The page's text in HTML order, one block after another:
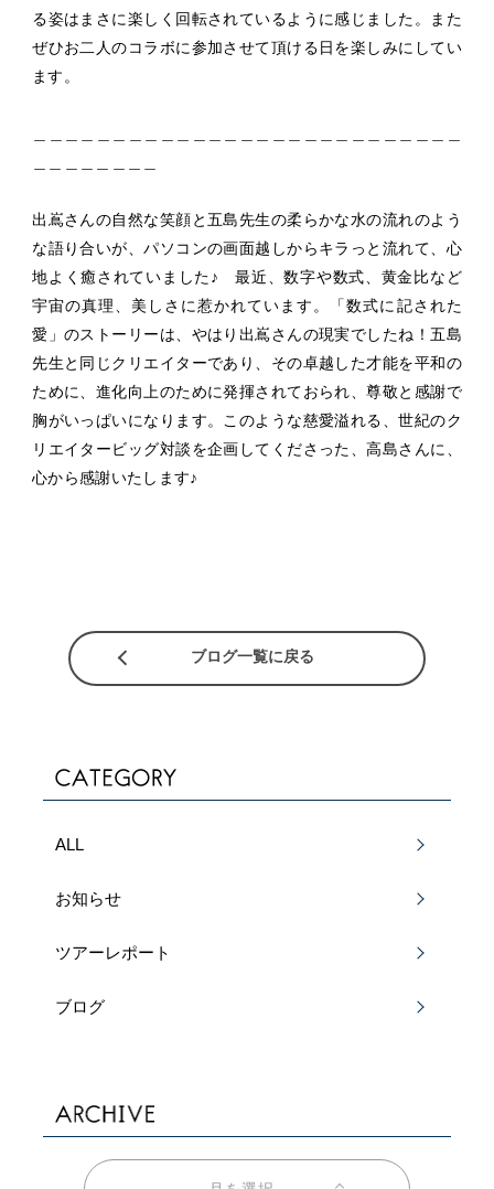
る姿はまさに楽しく回転されているように感じました。また
ぜひお二人のコラボに参加させて頂ける日を楽しみにしてい
ます。
出嶌さんの自然な笑顔と五島先生の柔らかな水の流れのよう
な語り合いが、パソコンの画面越しからキラっと流れて、心
地よく癒されていました♪ 最近、数字や数式、黄金比など
宇宙の真理、美しさに惹かれています。「数式に記された
愛」のストーリーは、やはり出嶌さんの現実でしたね！五島
先生と同じクリエイターであり、その卓越した才能を平和の
ために、進化向上のために発揮されておられ、尊敬と感謝で
胸がいっぱいになります。このような慈愛溢れる、世紀のク
リエイタービッグ対談を企画してくださった、高島さんに、
心から感謝いたします♪
ブログ一覧に戻る
ALL
お知らせ
ツアーレポート
ブログ